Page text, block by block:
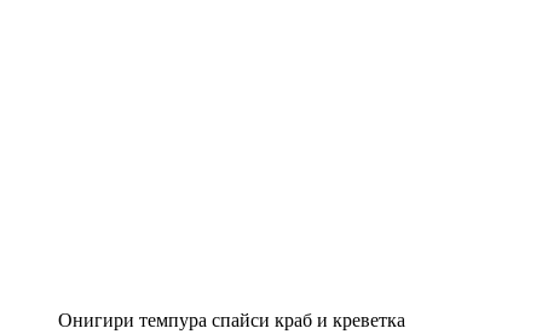
Онигири темпура спайси краб и креветка